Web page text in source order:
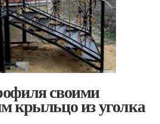
своими
крыльцо из уголка